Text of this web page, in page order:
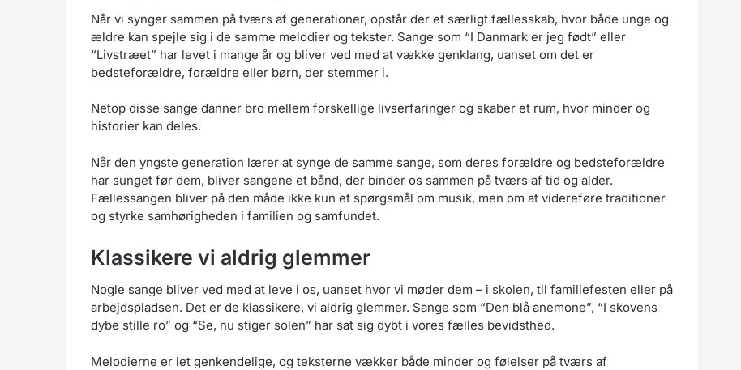
Når vi synger sammen på tværs af generationer, opstår der et særligt fællesskab, hvor både unge og
ældre kan spejle sig i de samme melodier og tekster. Sange som “I Danmark er jeg født” eller
“Livstræet” har levet i mange år og bliver ved med at vække genklang, uanset om det er
bedsteforældre, forældre eller børn, der stemmer i.
Netop disse sange danner bro mellem forskellige livserfaringer og skaber et rum, hvor minder og
historier kan deles.
Når den yngste generation lærer at synge de samme sange, som deres forældre og bedsteforældre
har sunget før dem, bliver sangene et bånd, der binder os sammen på tværs af tid og alder.
Fællessangen bliver på den måde ikke kun et spørgsmål om musik, men om at videreføre traditioner
og styrke samhørigheden i familien og samfundet.
Klassikere vi aldrig glemmer
Nogle sange bliver ved med at leve i os, uanset hvor vi møder dem – i skolen, til familiefesten eller på
arbejdspladsen. Det er de klassikere, vi aldrig glemmer. Sange som “Den blå anemone”, “I skovens
dybe stille ro” og “Se, nu stiger solen” har sat sig dybt i vores fælles bevidsthed.
Melodierne er let genkendelige, og teksterne vækker både minder og følelser på tværs af